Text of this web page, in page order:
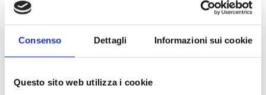
Consenso Dettagli Informazioni sui cookie
Questo sito web utilizza i cookie
senza scopo di lucro; organizzazioni internazionali;
enti pubblici; università/centri di ricerca.
Le proposte devono essere presentate da un